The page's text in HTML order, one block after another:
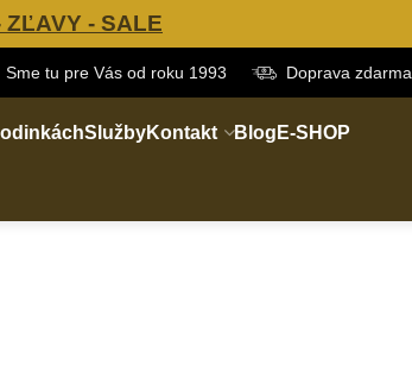
- SALE
Sme tu pre Vás od roku 1993 Doprava zdarma
SlužbyKontakt Blog E-SHOP